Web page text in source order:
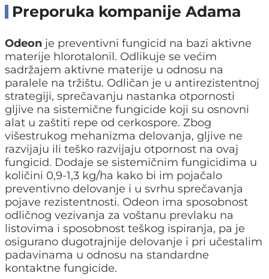
Preporuka kompanije Adama
Odeon je preventivni fungicid na bazi aktivne
materije hlorotalonil. Odlikuje se većim
sadržajem aktivne materije u odnosu na
paralele na tržištu. Odličan je u antirezistentnoj
strategiji, sprečavanju nastanka otpornosti
gljive na sistemične fungicide koji su osnovni
alat u zaštiti repe od cerkospore. Zbog
višestrukog mehanizma delovanja, gljive ne
razvijaju ili teško razvijaju otpornost na ovaj
fungicid. Dodaje se sistemičnim fungicidima u
količini 0,9-1,3 kg/ha kako bi im pojačalo
preventivno delovanje i u svrhu sprečavanja
pojave rezistentnosti. Odeon ima sposobnost
odličnog vezivanja za voštanu prevlaku na
listovima i sposobnost teškog ispiranja, pa je
osigurano dugotrajnije delovanje i pri učestalim
padavinama u odnosu na standardne
kontaktne fungicide.